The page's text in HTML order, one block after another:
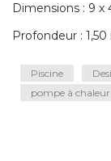
Dimensions : 9 x
Profondeur :
Piscine
pompe à chaleur